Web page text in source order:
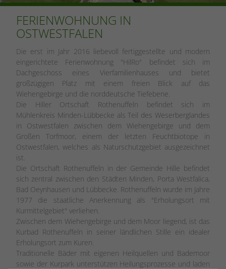
LINKS
ANFAHRT
KONTAKT
FERIENWOHNUNG IN
OSTWESTFALEN
Die erst im Jahr 2016 liebevoll fertiggestellte und modern
eingerichtete Ferienwohnung "HilRo" befindet sich im
Dachgeschoss eines Vierfamilienhauses und bietet
großzügigen Platz mit einem freien Blick auf das
Wiehengebirge und die norddeutsche Tiefebene.
Die Hiller Ortschaft Rothenuffeln befindet sich im
Mühlenkreis Minden-Lübbecke als Teil des Weserberglandes
in Ostwestfalen zwischen dem Wiehengebirge und dem
Großen Torfmoor, einem der letzten Feuchtbiotope in
Ostwestfalen, welches als Naturschutzgebiet ausgezeichnet
ist.
Die Ortschaft Rothenuffeln in der Gemeinde Hille befindet
sich zentral zwischen den Städten Minden, Porta Westfalica,
Bad Oeynhausen und Lübbecke. Rothenuffeln wurde im Jahre
1977 die staatliche Anerkennung als "Erholungsort mit
Kurmittelgebiet" verliehen.
Zwischen dem Wiehengebirge und dem Moor liegend, ist das
Kurbad Rothenuffeln in seiner ländlichen Stille ein idealer
Erholungsort zum Kuren.
Traditionelle Bäder mit eigenen Heilquellen und Bademoor
sowie der Kurpark unterstützen Heilungsprozesse und laden